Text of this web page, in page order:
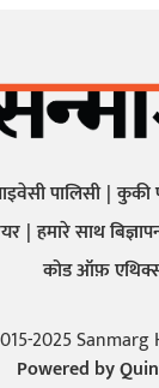
पालिसी कुकी
हमारे साथ
कोड ऑफ़
2025 Sanmarg
Powered by